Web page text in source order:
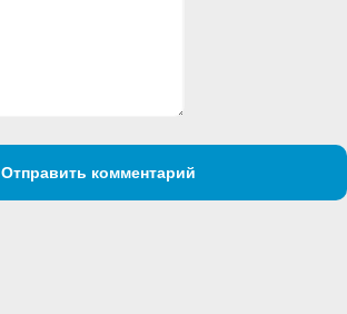
Отправить комментарий